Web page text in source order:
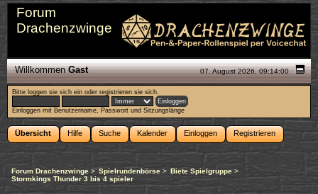
Forum
Drachenzwinge
07. August 2026, 09:14:00
WillkommenGast
Bitte loggen sie sich ein oderregistrieren sie sich.
Einloggen mit Benutzername, Passwort und Sitzungslänge
Übersicht Hilfe Suche Kalender Einloggen Registrieren
Forum Drachenzwinge > Spielrundenbörse> Biete Spielgruppe>
Stormkings Thunder 3 bis 4 spieler